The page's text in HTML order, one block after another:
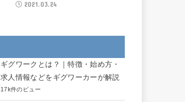
2021.03.24
ギグワークとは？｜特徴・始め方・
求人情報などをギグワーカーが解説
17k件のビュー